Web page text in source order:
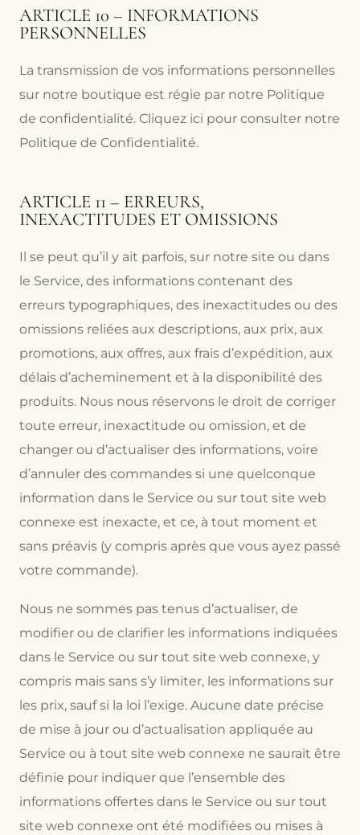
ARTICLE 10 – INFORMATIONS
PERSONNELLES
La transmission de vos informations personnelles
sur notre boutique est régie par notre Politique
de confidentialité. Cliquez ici pour consulter notre
Politique de Confidentialité.
ARTICLE 11 – ERREURS,
INEXACTITUDES ET OMISSIONS
Il se peut qu’il y ait parfois, sur notre site ou dans
le Service, des informations contenant des
erreurs typographiques, des inexactitudes ou des
omissions reliées aux descriptions, aux prix, aux
promotions, aux offres, aux frais d’expédition, aux
délais d’acheminement et à la disponibilité des
produits. Nous nous réservons le droit de corriger
toute erreur, inexactitude ou omission, et de
changer ou d’actualiser des informations, voire
d’annuler des commandes si une quelconque
information dans le Service ou sur tout site web
connexe est inexacte, et ce, à tout moment et
sans préavis (y compris après que vous ayez passé
votre commande).
Nous ne sommes pas tenus d’actualiser, de
modifier ou de clarifier les informations indiquées
dans le Service ou sur tout site web connexe, y
compris mais sans s’y limiter, les informations sur
les prix, sauf si la loi l’exige. Aucune date précise
de mise à jour ou d’actualisation appliquée au
Service ou à tout site web connexe ne saurait être
définie pour indiquer que l’ensemble des
informations offertes dans le Service ou sur tout
site web connexe ont été modifiées ou mises à